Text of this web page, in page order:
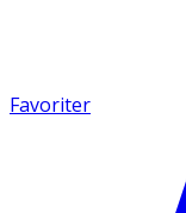
Favoriter